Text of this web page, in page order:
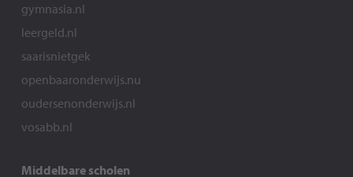
gymnasia.nl
leergeld.nl
saarisnietgek
openbaaronderwijs.nu
oudersenonderwijs.nl
vosabb.nl
Middelbare scholen